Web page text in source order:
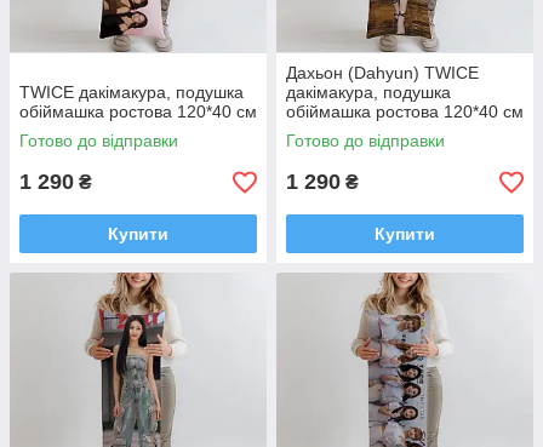
TWICE дакімакура, подушка
обіймашка ростова 120*40 см
Готово до відправки
1 290 ₴
Купити
Дахьон (Dahyun) TWICE
дакімакура, подушка
обіймашка ростова 120*40 см
Готово до відправки
1 290 ₴
Купити